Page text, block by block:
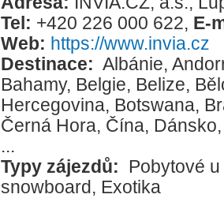
Tel: +420 226 000 622, E-
Web: https://www.invia.cz
Destinace: Albánie,
Bahamy, Belgie, Belize,
Hercegovina, Botswana,
Černá Hora, Čína, Dánsko
...
Typy zájezdů:
Pobytové
snowboard, Exotika